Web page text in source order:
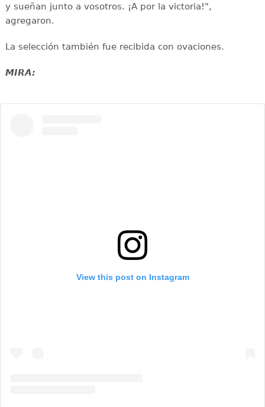
y sueñan junto a vosotros. ¡A por la victoria!",
agregaron.
La selección también fue recibida con ovaciones.
MIRA:
View this post on Instagram